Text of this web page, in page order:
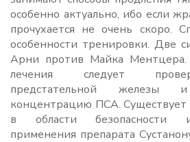
особенно актуально, ибо если
прочухается не очень скоро.
особенности тренировки. Две
Арни против Майка
лечения следует
предстательной железы и
концентрацию ПСА. Существует
в области безопасности
применения препарата